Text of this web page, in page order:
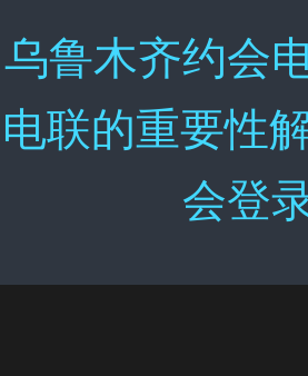
乌鲁木齐约会
电联的重要性
会登